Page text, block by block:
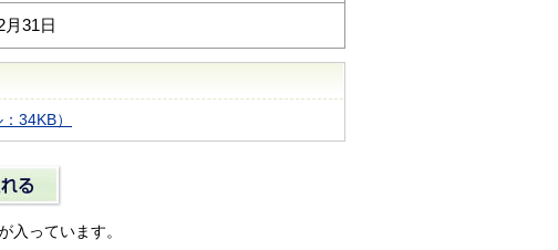
月31日
34KB）
入っています。